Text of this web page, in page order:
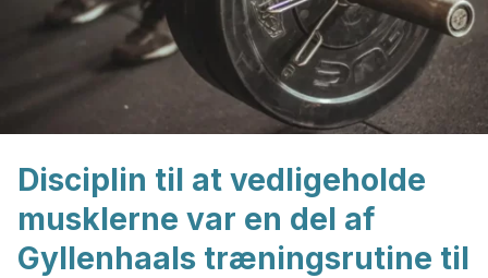
Disciplin til at vedligeholde
musklerne var en del af
Gyllenhaals træningsrutine til